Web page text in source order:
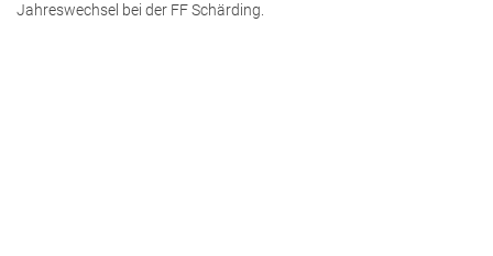
Jahreswechsel bei der FF Schärding.